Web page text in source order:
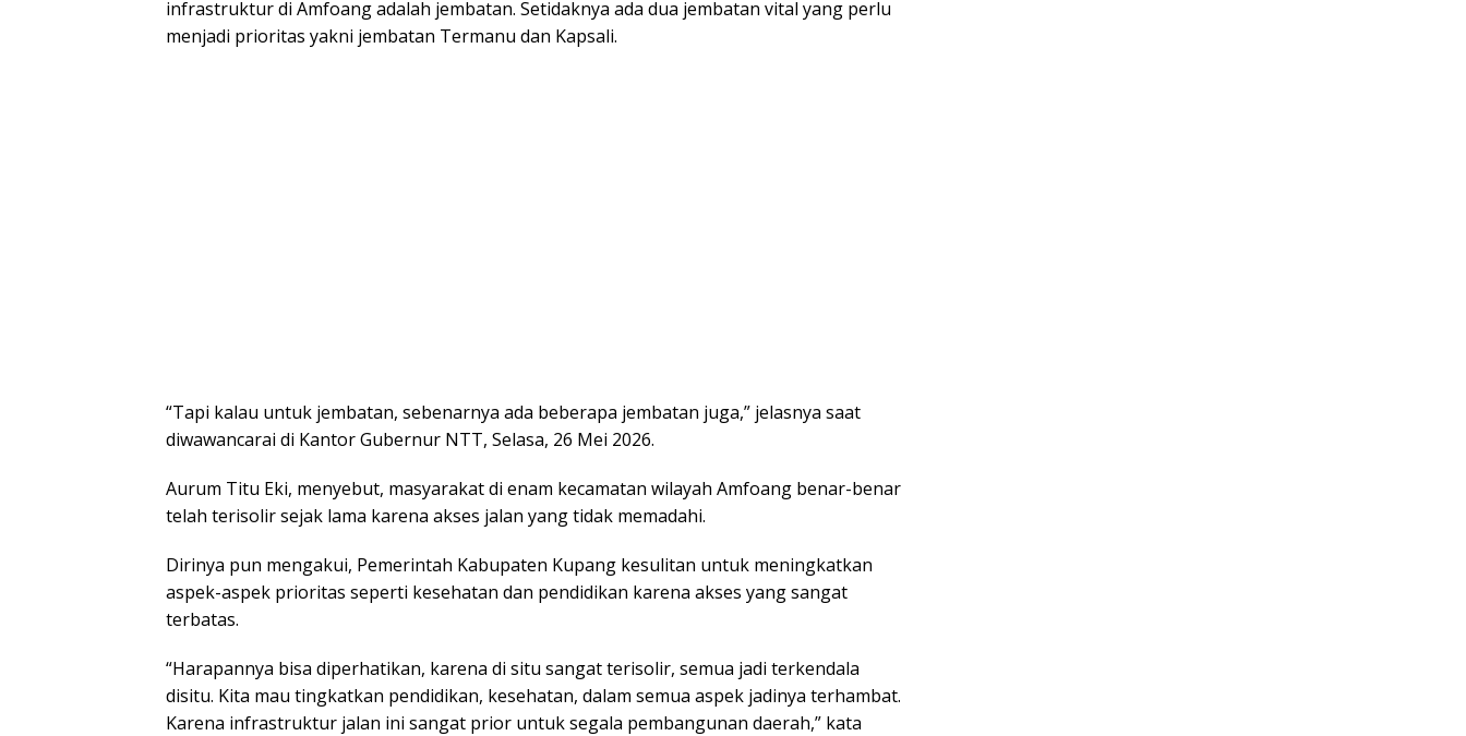
infrastruktur di Amfoang adalah jembatan. Setidaknya ada dua jembatan vital yang perlu
menjadi prioritas yakni jembatan Termanu dan Kapsali.
“Tapi kalau untuk jembatan, sebenarnya ada beberapa jembatan juga,” jelasnya saat
diwawancarai di Kantor Gubernur NTT, Selasa, 26 Mei 2026.
Aurum Titu Eki, menyebut, masyarakat di enam kecamatan wilayah Amfoang benar-benar
telah terisolir sejak lama karena akses jalan yang tidak memadahi.
Dirinya pun mengakui, Pemerintah Kabupaten Kupang kesulitan untuk meningkatkan
aspek-aspek prioritas seperti kesehatan dan pendidikan karena akses yang sangat
terbatas.
“Harapannya bisa diperhatikan, karena di situ sangat terisolir, semua jadi terkendala
disitu. Kita mau tingkatkan pendidikan, kesehatan, dalam semua aspek jadinya terhambat.
Karena infrastruktur jalan ini sangat prior untuk segala pembangunan daerah,” kata